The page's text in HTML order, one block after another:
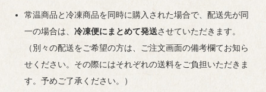
のしの指定
(
須
常温商品と冷凍商品を同時に購入された場合で、配送先が同
一の場合は、冷凍便にまとめて発送させていただきます。
（別々の配送をご希望の方は、ご注文画面の備考欄てお知ら
せください。その際にはそれぞれの送料をご負担いただきま
す。予めご了承ください。）